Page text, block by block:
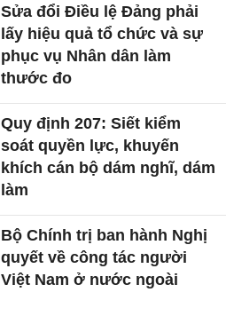
Sửa đổi Điều lệ Đảng phải
lấy hiệu quả tổ chức và sự
phục vụ Nhân dân làm
thước đo
Quy định 207: Siết kiểm
soát quyền lực, khuyến
khích cán bộ dám nghĩ, dám
làm
Bộ Chính trị ban hành Nghị
quyết về công tác người
Việt Nam ở nước ngoài